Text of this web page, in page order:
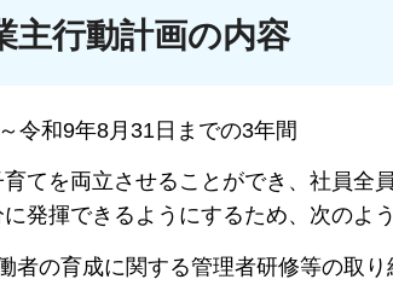
主行動計画の内容
令和9年8月31日までの3年間
てを両立させることができ、社員全
発揮できるようにするため、次のよ
者の育成に関する管理者研修等の取り